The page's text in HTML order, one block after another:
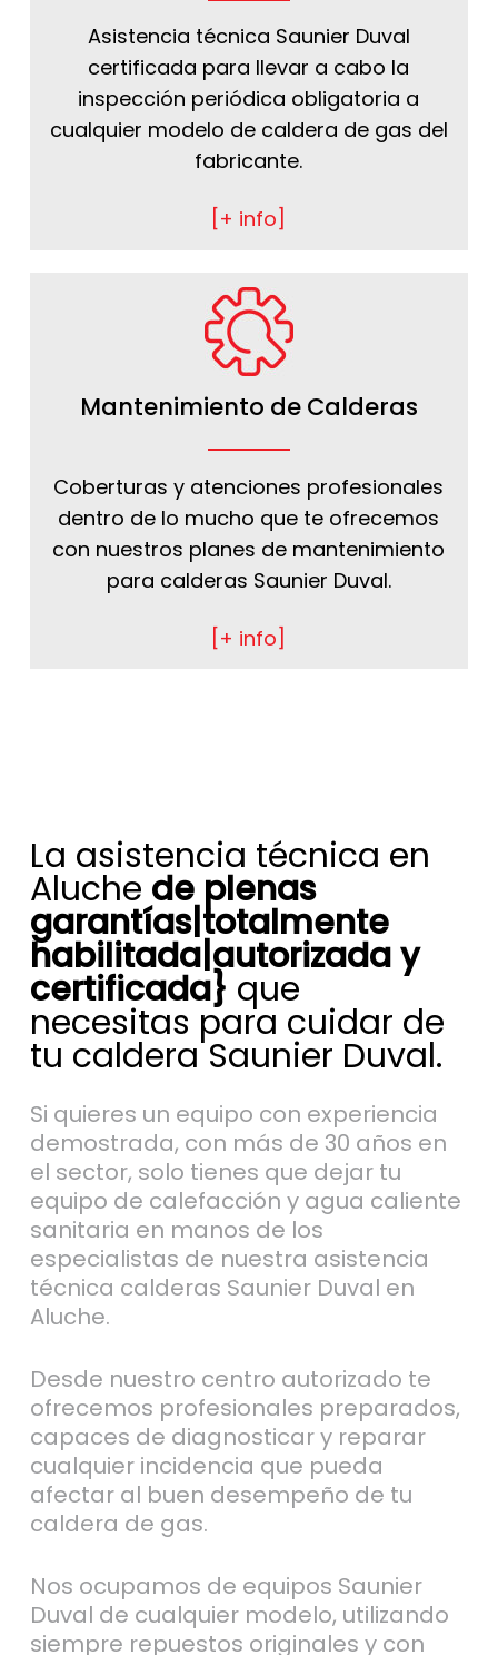
Asistencia técnica Saunier Duval
certificada para llevar a cabo la
inspección periódica obligatoria a
cualquier modelo de caldera de gas del
fabricante.
[+ info]
Mantenimiento de Calderas
Coberturas y atenciones profesionales
dentro de lo mucho que te ofrecemos
con nuestros planes de mantenimiento
para calderas Saunier Duval.
[+ info]
La asistencia técnica en
Aluche de plenas
garantías|totalmente
habilitada|autorizada y
certificada} que
necesitas para cuidar de
tu caldera Saunier Duval.
Si quieres un equipo con experiencia
demostrada, con más de 30 años en
el sector, solo tienes que dejar tu
equipo de calefacción y agua caliente
sanitaria en manos de los
especialistas de nuestra asistencia
técnica calderas Saunier Duval en
Aluche.
Desde nuestro centro autorizado te
ofrecemos profesionales preparados,
capaces de diagnosticar y reparar
cualquier incidencia que pueda
afectar al buen desempeño de tu
caldera de gas.
Nos ocupamos de equipos Saunier
Duval de cualquier modelo, utilizando
siempre repuestos originales y con